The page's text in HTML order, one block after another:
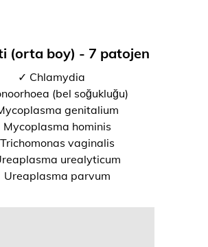
(orta boy) - 7 patojen
✓ Chlamydia
(bel soğukluğu)
genitalium
Mycoplasma hominis
vaginalis
urealyticum
Ureaplasma parvum